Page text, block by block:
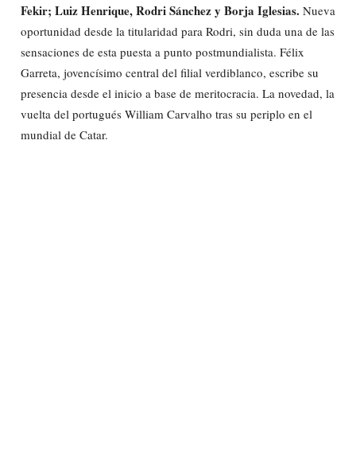
Fekir; Luiz Henrique, Rodri Sánchez y Borja Iglesias. Nueva
oportunidad desde la titularidad para Rodri, sin duda una de las
sensaciones de esta puesta a punto postmundialista. Félix
Garreta, jovencísimo central del filial verdiblanco, escribe su
presencia desde el inicio a base de meritocracia. La novedad, la
vuelta del portugués William Carvalho tras su periplo en el
mundial de Catar.